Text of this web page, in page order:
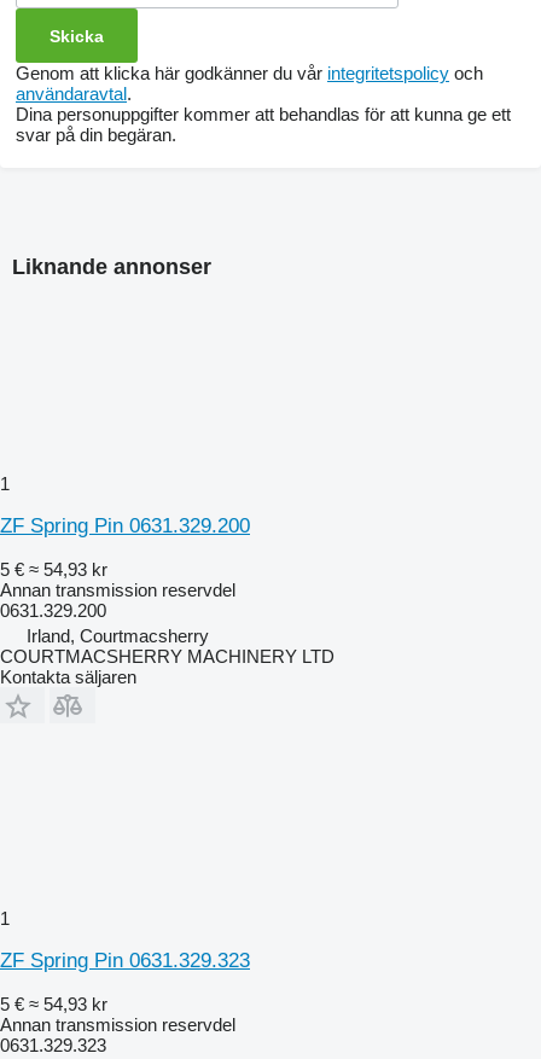
Genom att klicka här godkänner du vår integritetspolicy och
användaravtal.
Dina personuppgifter kommer att behandlas för att kunna ge ett
svar på din begäran.
Liknande annonser
1
ZF Spring Pin 0631.329.200
5 € ≈ 54,93 kr
Annan transmission reservdel
0631.329.200
Irland, Courtmacsherry
COURTMACSHERRY MACHINERY LTD
Kontakta säljaren
1
ZF Spring Pin 0631.329.323
5 € ≈ 54,93 kr
Annan transmission reservdel
0631.329.323